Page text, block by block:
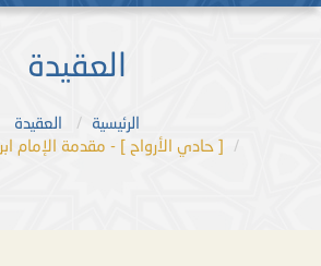
العقيدة
الرئيسية
العقيدة
[ حادي الأرواح ] - مقدمة الإمام